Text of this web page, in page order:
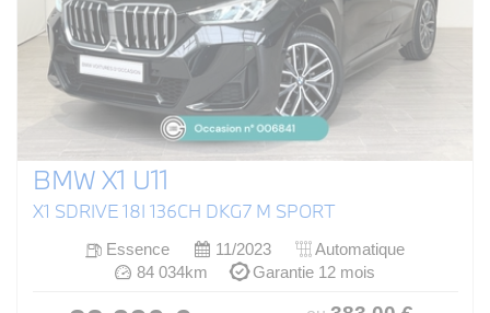
BMW X1 U11
X1 SDRIVE 18I 136CH DKG7 M SPORT
Essence 11/2023
Automatique
84 034km
Garantie 12 mois